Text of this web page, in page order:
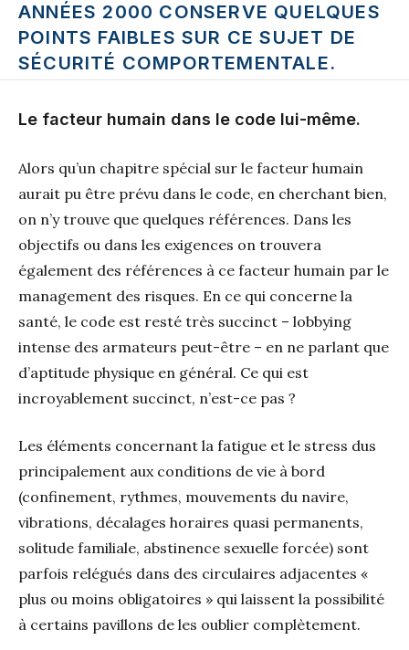
ANNÉES 2000 CONSERVE QUELQUES
POINTS FAIBLES SUR CE SUJET DE
SÉCURITÉ COMPORTEMENTALE.
Le facteur humain dans le code lui-même.
Alors qu’un chapitre spécial sur le facteur humain
aurait pu être prévu dans le code, en cherchant bien,
on n’y trouve que quelques références. Dans les
objectifs ou dans les exigences on trouvera
également des références à ce facteur humain par le
management des risques. En ce qui concerne la
santé, le code est resté très succinct – lobbying
intense des armateurs peut-être – en ne parlant que
d’aptitude physique en général. Ce qui est
incroyablement succinct, n’est-ce pas ?
Les éléments concernant la fatigue et le stress dus
principalement aux conditions de vie à bord
(confinement, rythmes, mouvements du navire,
vibrations, décalages horaires quasi permanents,
solitude familiale, abstinence sexuelle forcée) sont
parfois relégués dans des circulaires adjacentes «
plus ou moins obligatoires » qui laissent la possibilité
à certains pavillons de les oublier complètement.